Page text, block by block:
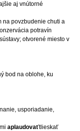
aj vnútorné
na povzbudenie chuti a
potravín
otvorené miesto v
bod na oblohe, ku
usporiadanie,
aplaudovaťtlieskať